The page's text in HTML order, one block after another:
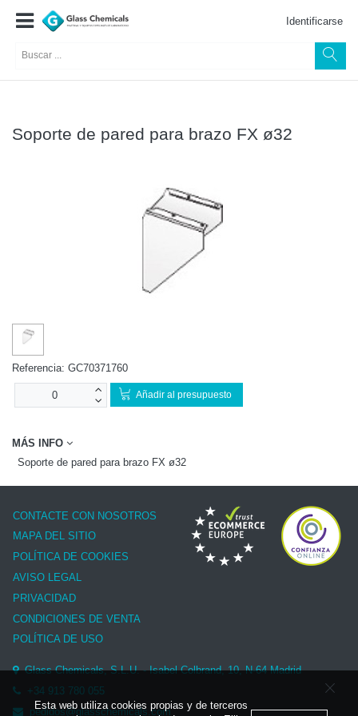
Identificarse
Soporte de pared para brazo FX ø32
Referencia: GC70371760
Añadir al presupuesto
MÁS INFO
Soporte de pared para brazo FX ø32
CONTACTE CON NOSOTROS
MAPA DEL SITIO
POLÍTICA DE COOKIES
AVISO LEGAL
PRIVACIDAD
CONDICIONES DE VENTA
POLÍTICA DE USO
Glass Chemicals, S.L.U. - Isabel Colbrand, 10, N-64 Madrid
+34 913 780 055
pedidos@glasschemicals.com
Esta web utiliza cookies propias y de terceros